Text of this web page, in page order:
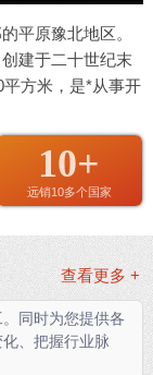
平原豫北地区。
建于二十世纪末
方米，是*从事开
10+
远销10多个国家
查看更多 +
同时为您提供各
、把握行业脉